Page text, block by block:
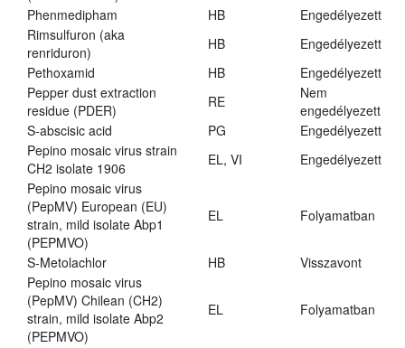
Phenmedipham
HB
Engedélyezett
Rimsulfuron (aka
renriduron)
HB
Engedélyezett
Pethoxamid
HB
Engedélyezett
Pepper dust extraction
residue (PDER)
RE
Nem
engedélyezett
S-abscisic acid
PG
Engedélyezett
Pepino mosaic virus strain
CH2 isolate 1906
EL, VI
Engedélyezett
Pepino mosaic virus
(PepMV) European (EU)
strain, mild isolate Abp1
(PEPMVO)
EL Folyamatban
S-Metolachlor HB
Visszavont
Pepino mosaic virus
(PepMV) Chilean (CH2)
strain, mild isolate Abp2
(PEPMVO)
EL Folyamatban